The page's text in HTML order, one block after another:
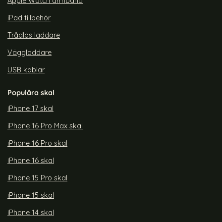
iPad tillbehör
Trådlös laddare
Väggladdare
USB kablar
Populära skal
iPhone 17 skal
iPhone 16 Pro Max skal
iPhone 16 Pro skal
iPhone 16 skal
iPhone 15 Pro skal
iPhone 15 skal
iPhone 14 skal